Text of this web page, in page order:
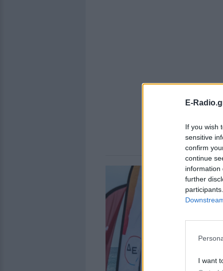
E-
If you wish
sensitive
confirm
continue
information
further
I want